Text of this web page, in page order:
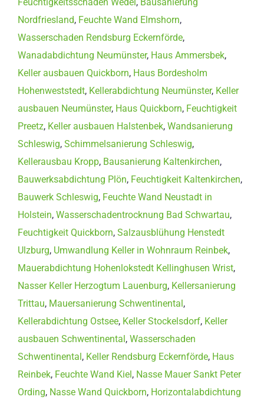
Nordfriesland, Feuchte Wand Elmshorn,
Wasserschaden Rendsburg Eckernförde,
Wanadabdichtung Neumünster, Haus Ammersbek,
Keller ausbauen Quickborn, Haus Bordesholm
Hohenweststedt, Kellerabdichtung Neumünster, Keller
ausbauen Neumünster, Haus Quickborn, Feuchtigkeit
Preetz, Keller ausbauen Halstenbek, Wandsanierung
Schleswig, Schimmelsanierung Schleswig,
Kellerausbau Kropp, Bausanierung Kaltenkirchen,
Bauwerksabdichtung Plön, Feuchtigkeit Kaltenkirchen,
Bauwerk Schleswig, Feuchte Wand Neustadt in
Holstein, Wasserschadentrocknung Bad Schwartau,
Feuchtigkeit Quickborn, Salzausblühung Henstedt
Ulzburg, Umwandlung Keller in Wohnraum Reinbek,
Mauerabdichtung Hohenlokstedt Kellinghusen Wrist,
Nasser Keller Herzogtum Lauenburg, Kellersanierung
Trittau, Mauersanierung Schwentinental,
Kellerabdichtung Ostsee, Keller Stockelsdorf, Keller
ausbauen Schwentinental, Wasserschaden
Schwentinental, Keller Rendsburg Eckernförde, Haus
Reinbek, Feuchte Wand Kiel, Nasse Mauer Sankt Peter
Ording, Nasse Wand Quickborn, Horizontalabdichtung